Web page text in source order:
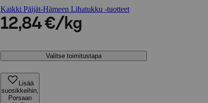
Kaikki Päijät-Hämeen Lihatukku -tuotteet
12,84 €/kg
Valitse toimitustapa
Lisää
suosikkeihin,
Porsaan